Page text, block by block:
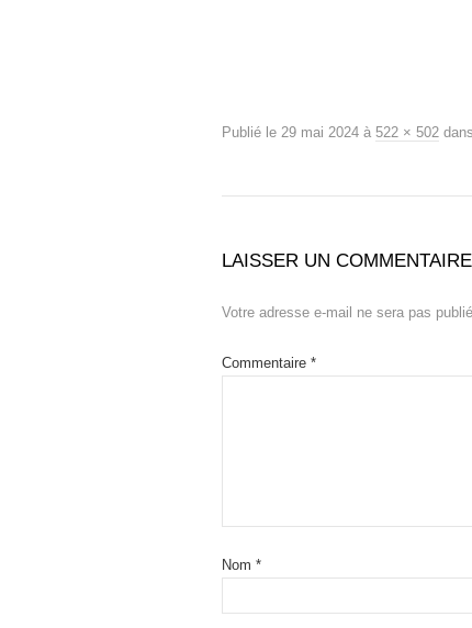
Publié le 29 mai 2024 à 522 × 502 dans
LAISSER UN COMMENTAIRE
Votre adresse e-mail ne sera pas
Commentaire *
Nom *